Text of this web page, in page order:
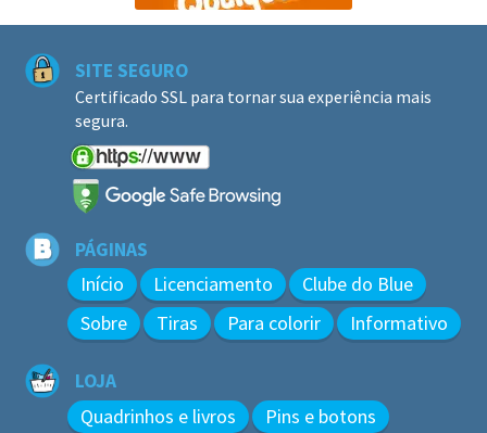
SITE SEGURO
Certificado SSL para tornar sua experiência mais
segura.
PÁGINAS
Início Licenciamento
Clube do Blue
Sobre
Tiras Para colorir Informativo
LOJA
Quadrinhos e livros Pins e botons